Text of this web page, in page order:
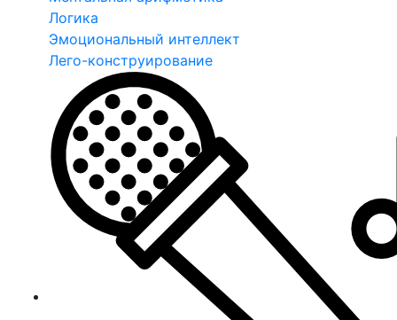
Логика
Эмоциональный интеллект
Лего-конструирование